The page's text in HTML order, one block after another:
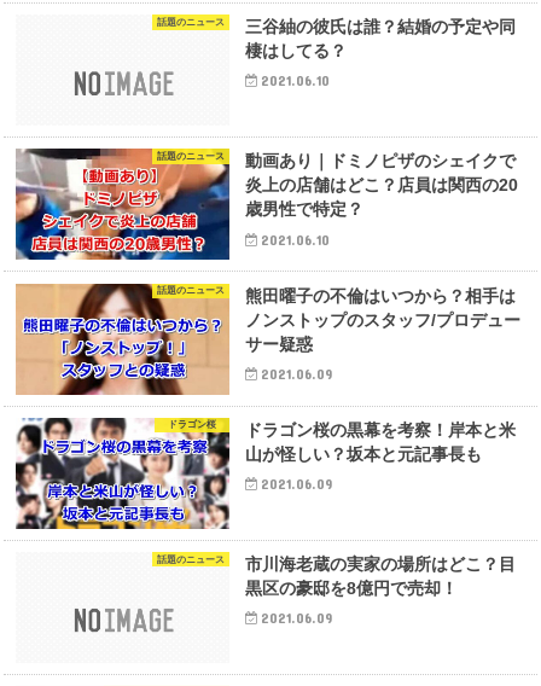
話題のニュース
三谷紬の彼氏は誰？結婚の予定や同
棲はしてる？
2021.06.10
話題のニュース
動画あり｜ドミノピザのシェイクで
炎上の店舗はどこ？店員は関西の20
歳男性で特定？
2021.06.10
話題のニュース
熊田曜子の不倫はいつから？相手は
ノンストップのスタッフ/プロデュー
サー疑惑
2021.06.09
ドラゴン桜
ドラゴン桜の黒幕を考察！岸本と米
山が怪しい？坂本と元記事長も
2021.06.09
話題のニュース
市川海老蔵の実家の場所はどこ？目
黒区の豪邸を8億円で売却！
2021.06.09